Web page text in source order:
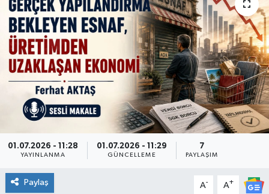
01.07.2026 - 11:28
YAYINLANMA
01.07.2026 - 11:29
GÜNCELLEME
7
PAYLAŞIM
Paylaş A- A+
Genel
Güncel
Gündem
İlim & İrfan
Kültür & Sanat
KURDÎ